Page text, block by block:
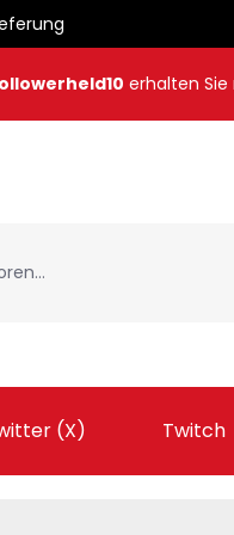
erhalten Sie
(X) Twitch